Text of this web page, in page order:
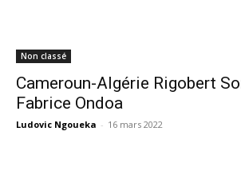
Non classé
Cameroun-Algérie Rigobert
Fabrice Ondoa
Ludovic Ngoueka - 16 mars 2022